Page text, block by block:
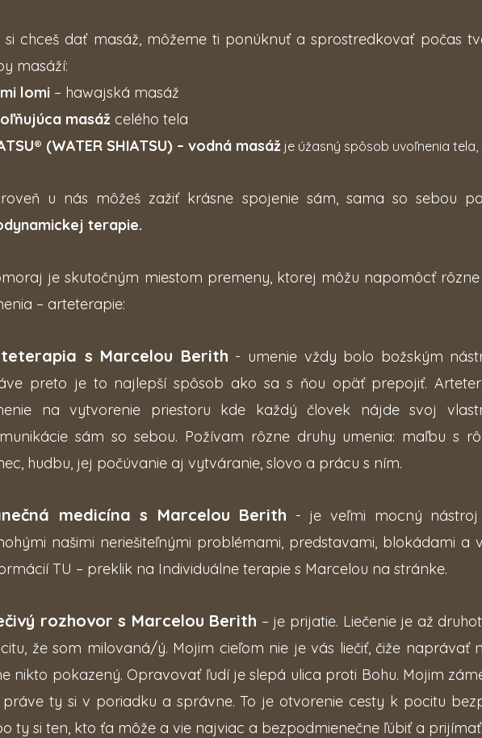
si chceš dať masáž, môžeme ti ponúknuť a sprostredkovať počas
masáží:
lomi – hawajská masáž
masáž celého tela
(WATER SHIATSU) – vodná masáž je úžasný spôsob uvoľnenia
u nás môžeš zažiť krásne spojenie sám, sama so sebou
terapie.
je skutočným miestom premeny, ktorej môžu napomôcť
– arteterapie:
s Marcelou Berith - umenie vždy bolo božským
preto je to najlepší spôsob ako sa s ňou opäť prepojiť.
na vytvorenie priestoru kde každý človek nájde svoj
sám so sebou. Požívam rôzne druhy umenia: maľbu s
hudbu, jej počúvanie aj vytváranie, slovo a prácu s ním.
medicína s Marcelou Berith - je veľmi mocný
našimi neriešiteľnými problémami, predstavami, blokádami a
TU – preklik na Individuálne terapie s Marcelou na stránke.
rozhovor s Marcelou Berith – je prijatie. Liečenie je až
že som milovaná/ý. Mojim cieľom nie je vás liečiť, čiže naprávať
nikto pokazený. Opravovať ľudí je slepá ulica proti Bohu. Mojim
práve ty si v poriadku a správne. To je otvorenie cesty k pocitu
ty si ten, kto ťa môže a vie najviac a bezpodmienečne ľúbiť a prijímať.